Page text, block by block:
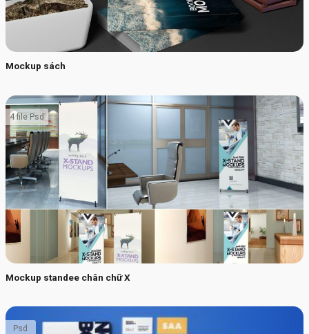
Mockup sách
Mockup standee chân chữ X
4 file Psd
Psd